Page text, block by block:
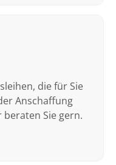
die für Sie
Anschaffung
beraten Sie gern.